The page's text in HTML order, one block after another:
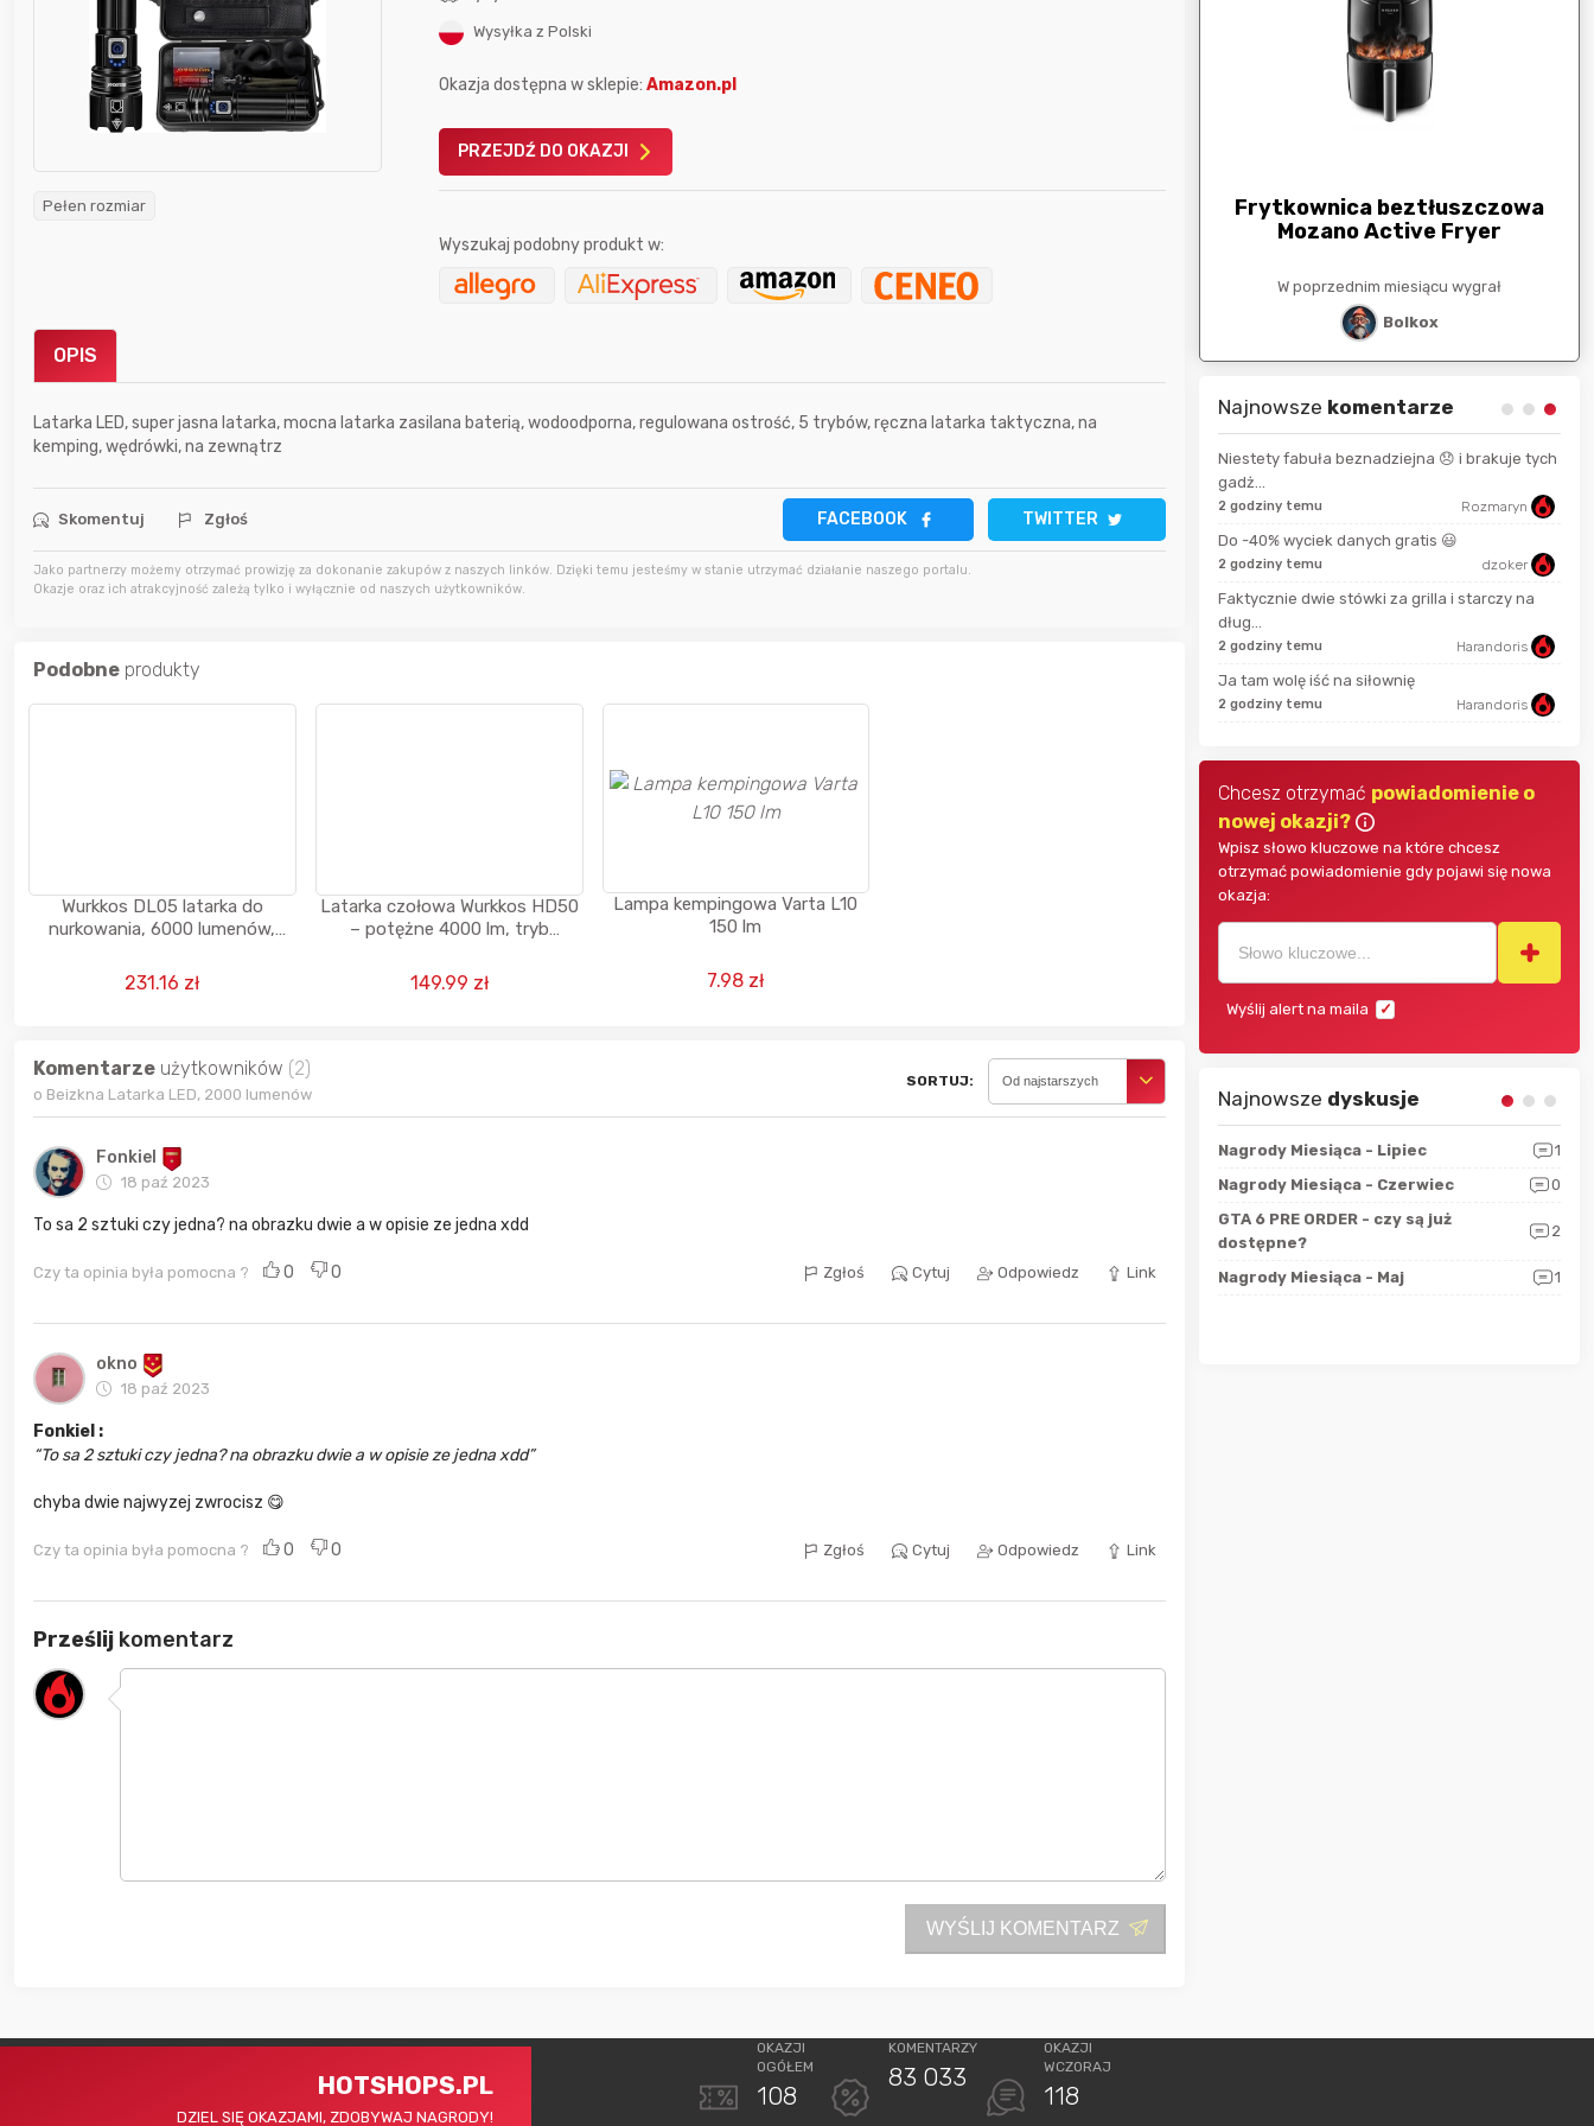
Pełen rozmiar
Wysyłka z Polski
Okazja dostępna w sklepie:Amazon.pl
PRZEJDŹ DO OKAZJI
Wyszukaj podobny produkt w:
OPIS
Latarka LED, super jasna latarka, mocna latarka zasilana baterią, wodoodporna, regulowana ostrość, 5 trybów, ręczna latarka taktyczna, na
kemping, wędrówki, na zewnątrz
Skomentuj Zgłoś FACEBOOK TWITTER
Jako partnerzy możemy otrzymać prowizję za dokonanie zakupów z naszych linków. Dzięki temu jesteśmy w stanie utrzymać działanie naszego portalu.
Okazje oraz ich atrakcyjność zależą tylko i wyłącznie od naszych użytkowników.
Podobne produkty
Wurkkos DL05 latarka do
nurkowania, 6000 lumenów,
231.16 zł
Latarka czołowa Wurkkos HD50
– potężne 4000 lm, tryb
czerwony, USB-C, akumulator
149.99 zł
Lampa kempingowa Varta L10
150 lm
7.98 zł
Komentarze użytkowników (2)
o Beizkna Latarka LED, 2000 lumenów
SORTUJ: Od najstarszych
Fonkiel
18 paź 2023
To sa 2 sztuki czy jedna? na obrazku dwie a w opisie ze jedna xdd
Czy ta opinia była pomocna ? 0 0 Zgłoś Cytuj Odpowiedz Link
okno
18 paź 2023
Fonkiel :
To sa 2 sztuki czy jedna? na obrazku dwie a w opisie ze jedna xdd
chyba dwie najwyzej zwrocisz 😋
Czy ta opinia była pomocna ? 0 0 Zgłoś Cytuj Odpowiedz Link
Prześlij komentarz
WYŚLIJ KOMENTARZ
Gofrownica GÖTZE & JENSEN
Karta podarunkowa
Karta podarunkowa
Frytkownica beztłuszczowa
Mozano Active Fryer
W poprzednim miesiącu wygrał
Bolkox
Najnowsze komentarze
2 godziny temu dzoker
2 godziny temu Harandoris
USSAgent
47 minut temu
Niestety fabuła beznadziejna 😞 i brakuje tych
gadż...
2 godziny temu Rozmaryn
Do -40% wyciek danych gratis 😃
2 godziny temu dzoker
Faktycznie dwie stówki za grilla i starczy na
dług...
2 godziny temu Harandoris
Ja tam wolę iść na siłownię
2 godziny temu Harandoris
Chcesz otrzymać powiadomienie o
nowej okazji?
Wpisz słowo kluczowe na które chcesz
otrzymać powiadomienie gdy pojawi się nowa
okazja:
Wyślij alert na maila
Najnowsze dyskusje
Nagrody Miesiąca - Marzec
Nagrody Miesiąca - Lipiec
1
Nagrody Miesiąca - Czerwiec
0
GTA 6 PRE ORDER - czy są już
dostępne?
2
Nagrody Miesiąca - Maj 1
HOTSHOPS.PL
DZIEL SIĘ OKAZJAMI, ZDOBYWAJ NAGRODY!
OKAZJI
OGÓŁEM
108
KOMENTARZY
83 033
OKAZJI
WCZORAJ
118